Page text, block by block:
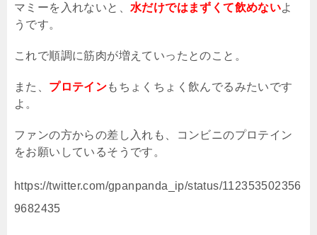
マミーを入れないと、 水だけではまずくて飲めないよ
うです。
これで順調に筋肉が増えていったとのこと。
また、 プロテインもちょくちょく飲んでるみたいです
よ。
ファンの方からの差し入れも、コンビニのプロテイン
をお願いしているそうです。
https://twitter.com/gpanpanda_ip/status/112353502356
9682435